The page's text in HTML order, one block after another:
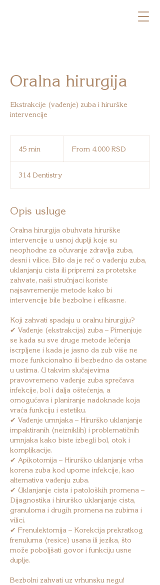
Oralna hirurgija
Ekstrakcije (vađenje) zuba i hirurške
intervencije
45 min
i
n
српских
From 4.000 RSD
314 Dentistry
Opis usluge
Oralna hirurgija obuhvata hirurške
intervencije u usnoj duplji koje su
neophodne za očuvanje zdravlja zuba,
desni i vilice. Bilo da je reč o vađenju zuba,
uklanjanju cista ili pripremi za protetske
zahvate, naši stručnjaci koriste
najsavremenije metode kako bi
intervencije bile bezbolne i efikasne.
Koji zahvati spadaju u oralnu hirurgiju?
✔ Vađenje (ekstrakcija) zuba – Pimenjuje
se kada su sve druge metode lečenja
iscrpljene i kada je jasno da zub više ne
moze funkcionalno ili bezbedno da ostane
u ustima. U takvim slučajevima
pravovremeno vađenje zuba sprečava
infekcije, bol i dalja oštećenja, a
omogućava i planiranje nadoknade koja
vraća funkciju i estetiku.
✔ Vađenje umnjaka – Hirurško uklanjanje
impaktiranih (neizniklih) i problematičnih
umnjaka kako biste izbegli bol, otok i
komplikacije.
✔ Apikotomija – Hirurško uklanjanje vrha
korena zuba kod uporne infekcije, kao
alternativa vađenju zuba.
✔ Uklanjanje cista i patoloških promena –
Dijagnostika i hirurško uklanjanje cista,
granuloma i drugih promena na zubima i
vilici.
✔ Frenulektomija – Korekcija prekratkog
frenuluma (resice) usana ili jezika, što
može poboljšati govor i funkciju usne
duplje.
Bezbolni zahvati uz vrhunsku negu!